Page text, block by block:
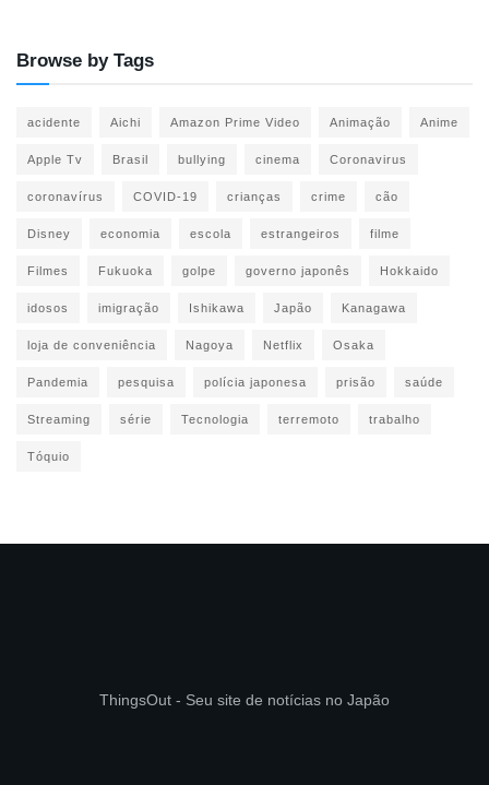
Browse by Tags
acidente Aichi Amazon Prime Video Animação Anime
Apple Tv Brasil bullying cinema Coronavirus
coronavírus COVID-19 crianças crime cão
Disney economia escola estrangeiros filme
Filmes Fukuoka golpe governo japonês Hokkaido
idosos imigração Ishikawa Japão Kanagawa
loja de conveniência Nagoya Netflix Osaka
Pandemia pesquisa polícia japonesa prisão saúde
Streaming série Tecnologia terremoto trabalho
Tóquio
ThingsOut - Seu site de notícias no Japão